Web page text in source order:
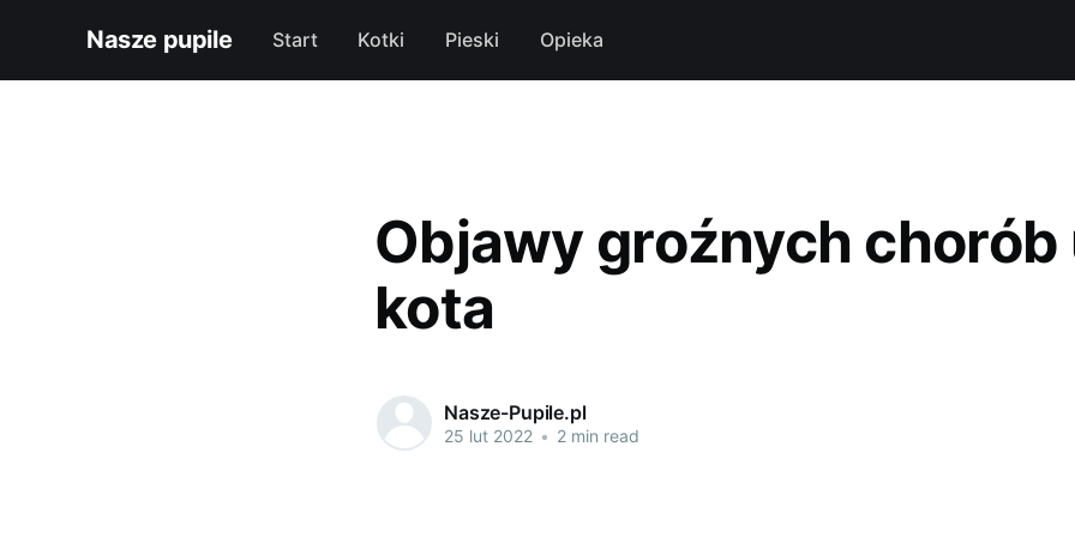
Nasze pupile Start Kotki Pieski Opieka
Objawy groźnych chorób
kota
Nasze-Pupile.pl
25 lut 2022 • 2 min read